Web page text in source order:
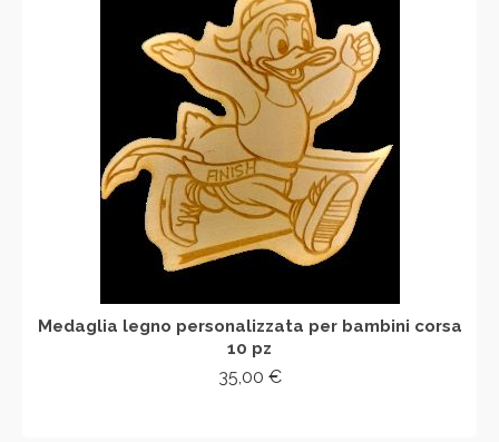
Medaglia legno personalizzata per bambini corsa
10 pz
35,00 €